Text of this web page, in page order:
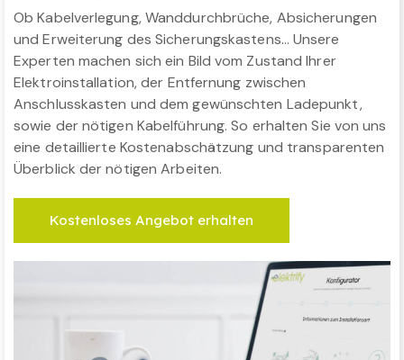
Ob Kabelverlegung, Wanddurchbrüche, Absicherungen
und Erweiterung des Sicherungskastens… Unsere
Experten machen sich ein Bild vom Zustand Ihrer
Elektroinstallation, der Entfernung zwischen
Anschlusskasten und dem gewünschten Ladepunkt,
sowie der nötigen Kabelführung. So erhalten Sie von uns
eine detaillierte Kostenabschätzung und transparenten
Überblick der nötigen Arbeiten.
Kostenloses Angebot erhalten